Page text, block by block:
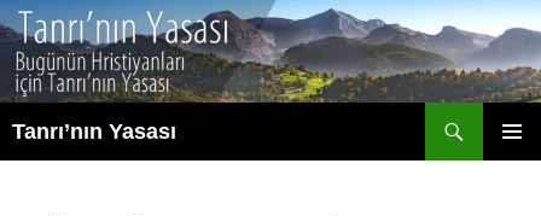
İçeriğe
atla
Tanrı’nın Yasası